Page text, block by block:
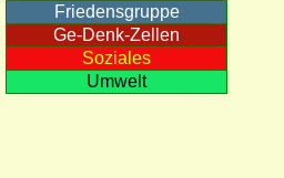
Friedensgruppe
Ge-Denk-Zellen
Soziales
Umwelt